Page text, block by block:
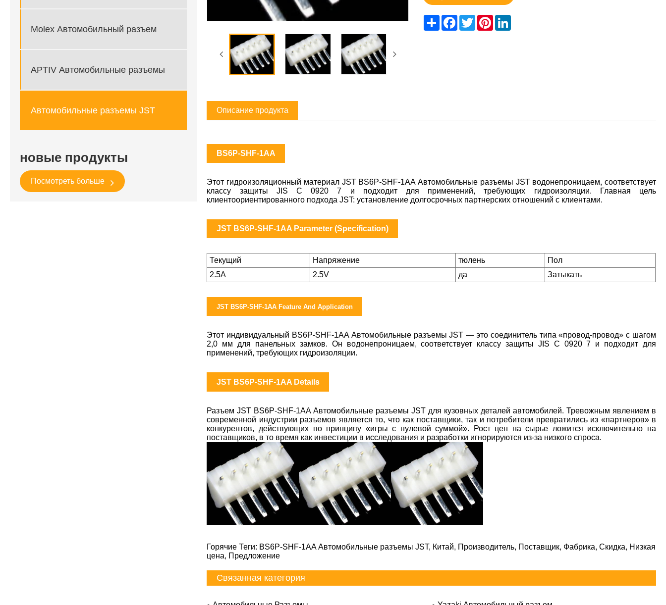
Molex Автомобильный разъем
APTIV Автомобильные разъемы
Автомобильные разъемы JST
новые продукты
Посмотреть больше
ShareFacebook
TwitterPinterestLinkedIn
Описание продукта
BS6P-SHF-1AA
Этот гидроизоляционный материал JST BS6P-SHF-1AA Автомобильные разъемы JST водонепроницаем, соответствует
классу защиты JIS C 0920 7 и подходит для применений, требующих гидроизоляции. Главная цель
клиентоориентированного подхода JST: установление долгосрочных партнерских отношений с клиентами.
JST BS6P-SHF-1AA Parameter (Specification)
Текущий Напряжение тюлень
Пол
2.5A
2.5V да Затыкать
JST BS6P-SHF-1AA Feature And Application
Этот индивидуальный BS6P-SHF-1AA Автомобильные разъемы JST — это соединитель типа «провод-провод» с шагом
2,0 мм для панельных замков. Он водонепроницаем, соответствует классу защиты JIS C 0920 7 и подходит для
применений, требующих гидроизоляции.
JST BS6P-SHF-1AA Details
Разъем JST BS6P-SHF-1AA Автомобильные разъемы JST для кузовных деталей автомобилей. Тревожным явлением в
современной индустрии разъемов является то, что как поставщики, так и потребители превратились из «партнеров» в
конкурентов, действующих по принципу «игры с нулевой суммой». Рост цен на сырье ложится исключительно на
поставщиков, в то время как инвестиции в исследования и разработки игнорируются из-за низкого спроса.
Горячие Теги: BS6P-SHF-1AA Автомобильные разъемы JST, Китай, Производитель, Поставщик, Фабрика, Скидка, Низкая
цена, Предложение
Связанная категория